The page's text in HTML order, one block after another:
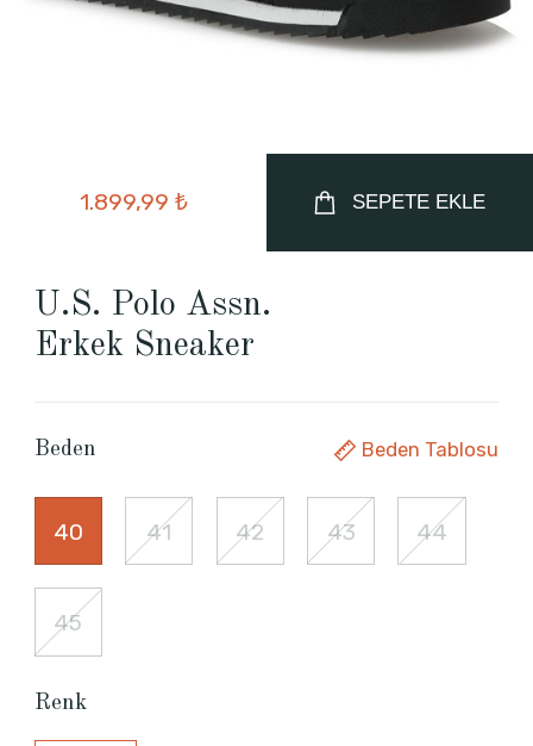
1.899,99 ₺ SEPETE EKLE
U.S. Polo Assn.
Erkek Sneaker
Beden Beden Tablosu
40 41 42 43 44
45
Renk